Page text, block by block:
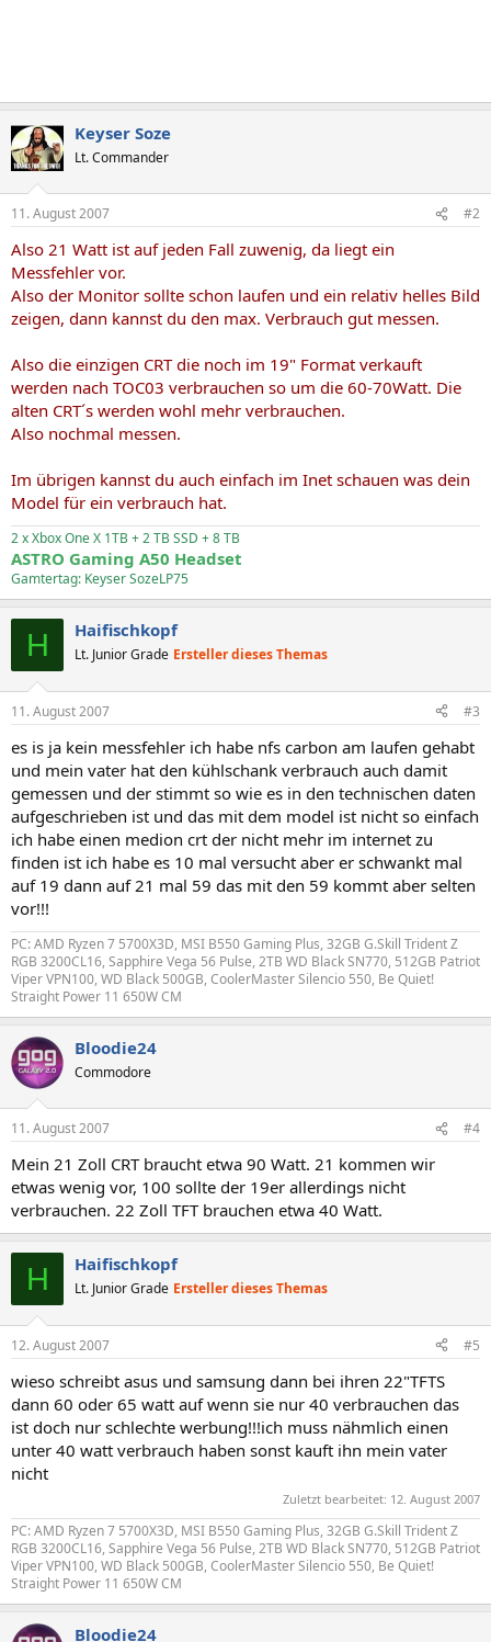
Keyser Soze
Lt. Commander
11. August 2007 #2
Also 21 Watt ist auf jeden Fall zuwenig, da liegt ein
Messfehler vor.
Also der Monitor sollte schon laufen und ein relativ helles Bild
zeigen, dann kannst du den max. Verbrauch gut messen.
Also die einzigen CRT die noch im 19" Format verkauft
werden nach TOC03 verbrauchen so um die 60-70Watt. Die
alten CRT´s werden wohl mehr verbrauchen.
Also nochmal messen.
Im übrigen kannst du auch einfach im Inet schauen was dein
Model für ein verbrauch hat.
2 x Xbox One X 1TB + 2 TB SSD + 8 TB
ASTRO Gaming A50 Headset
Gamtertag: Keyser SozeLP75
H Haifischkopf
Lt. Junior Grade Ersteller dieses Themas
11. August 2007 #3
es is ja kein messfehler ich habe nfs carbon am laufen gehabt
und mein vater hat den kühlschank verbrauch auch damit
gemessen und der stimmt so wie es in den technischen daten
aufgeschrieben ist und das mit dem model ist nicht so einfach
ich habe einen medion crt der nicht mehr im internet zu
finden ist ich habe es 10 mal versucht aber er schwankt mal
auf 19 dann auf 21 mal 59 das mit den 59 kommt aber selten
vor!!!
PC: AMD Ryzen 7 5700X3D, MSI B550 Gaming Plus, 32GB G.Skill Trident Z
RGB 3200CL16, Sapphire Vega 56 Pulse, 2TB WD Black SN770, 512GB Patriot
Viper VPN100, WD Black 500GB, CoolerMaster Silencio 550, Be Quiet!
Straight Power 11 650W CM
Bloodie24
Commodore
11. August 2007 #4
Mein 21 Zoll CRT braucht etwa 90 Watt. 21 kommen wir
etwas wenig vor, 100 sollte der 19er allerdings nicht
verbrauchen. 22 Zoll TFT brauchen etwa 40 Watt.
H Haifischkopf
Lt. Junior Grade Ersteller dieses Themas
12. August 2007 #5
wieso schreibt asus und samsung dann bei ihren 22"TFTS
dann 60 oder 65 watt auf wenn sie nur 40 verbrauchen das
ist doch nur schlechte werbung!!!ich muss nähmlich einen
unter 40 watt verbrauch haben sonst kauft ihn mein vater
nicht
Zuletzt bearbeitet: 12. August 2007
PC: AMD Ryzen 7 5700X3D, MSI B550 Gaming Plus, 32GB G.Skill Trident Z
RGB 3200CL16, Sapphire Vega 56 Pulse, 2TB WD Black SN770, 512GB Patriot
Viper VPN100, WD Black 500GB, CoolerMaster Silencio 550, Be Quiet!
Straight Power 11 650W CM
Bloodie24